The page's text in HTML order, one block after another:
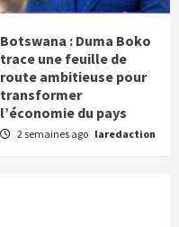
Botswana : Duma Boko
trace une feuille de
route ambitieuse pour
transformer
l’économie du pays
2 semaines ago laredaction